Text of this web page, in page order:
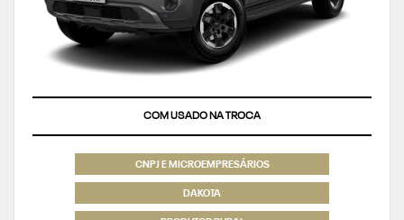
COM USADO NA TROCA
CNPJ E MICROEMPRESÁRIOS
DAKOTA